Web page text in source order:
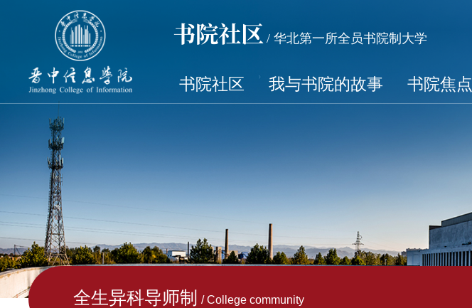
书院社区 / 华北第一所全员书院制大学
书院社区 我与书院的故事 书院焦点
全生异科导师制 / College community